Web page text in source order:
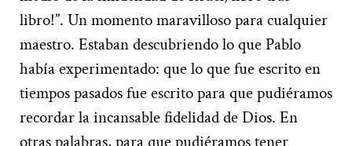
libro!”. Un momento maravilloso para cualquier
maestro. Estaban descubriendo lo que Pablo
había experimentado: que lo que fue escrito en
tiempos pasados fue escrito para que pudiéramos
recordar la incansable fidelidad de Dios. En